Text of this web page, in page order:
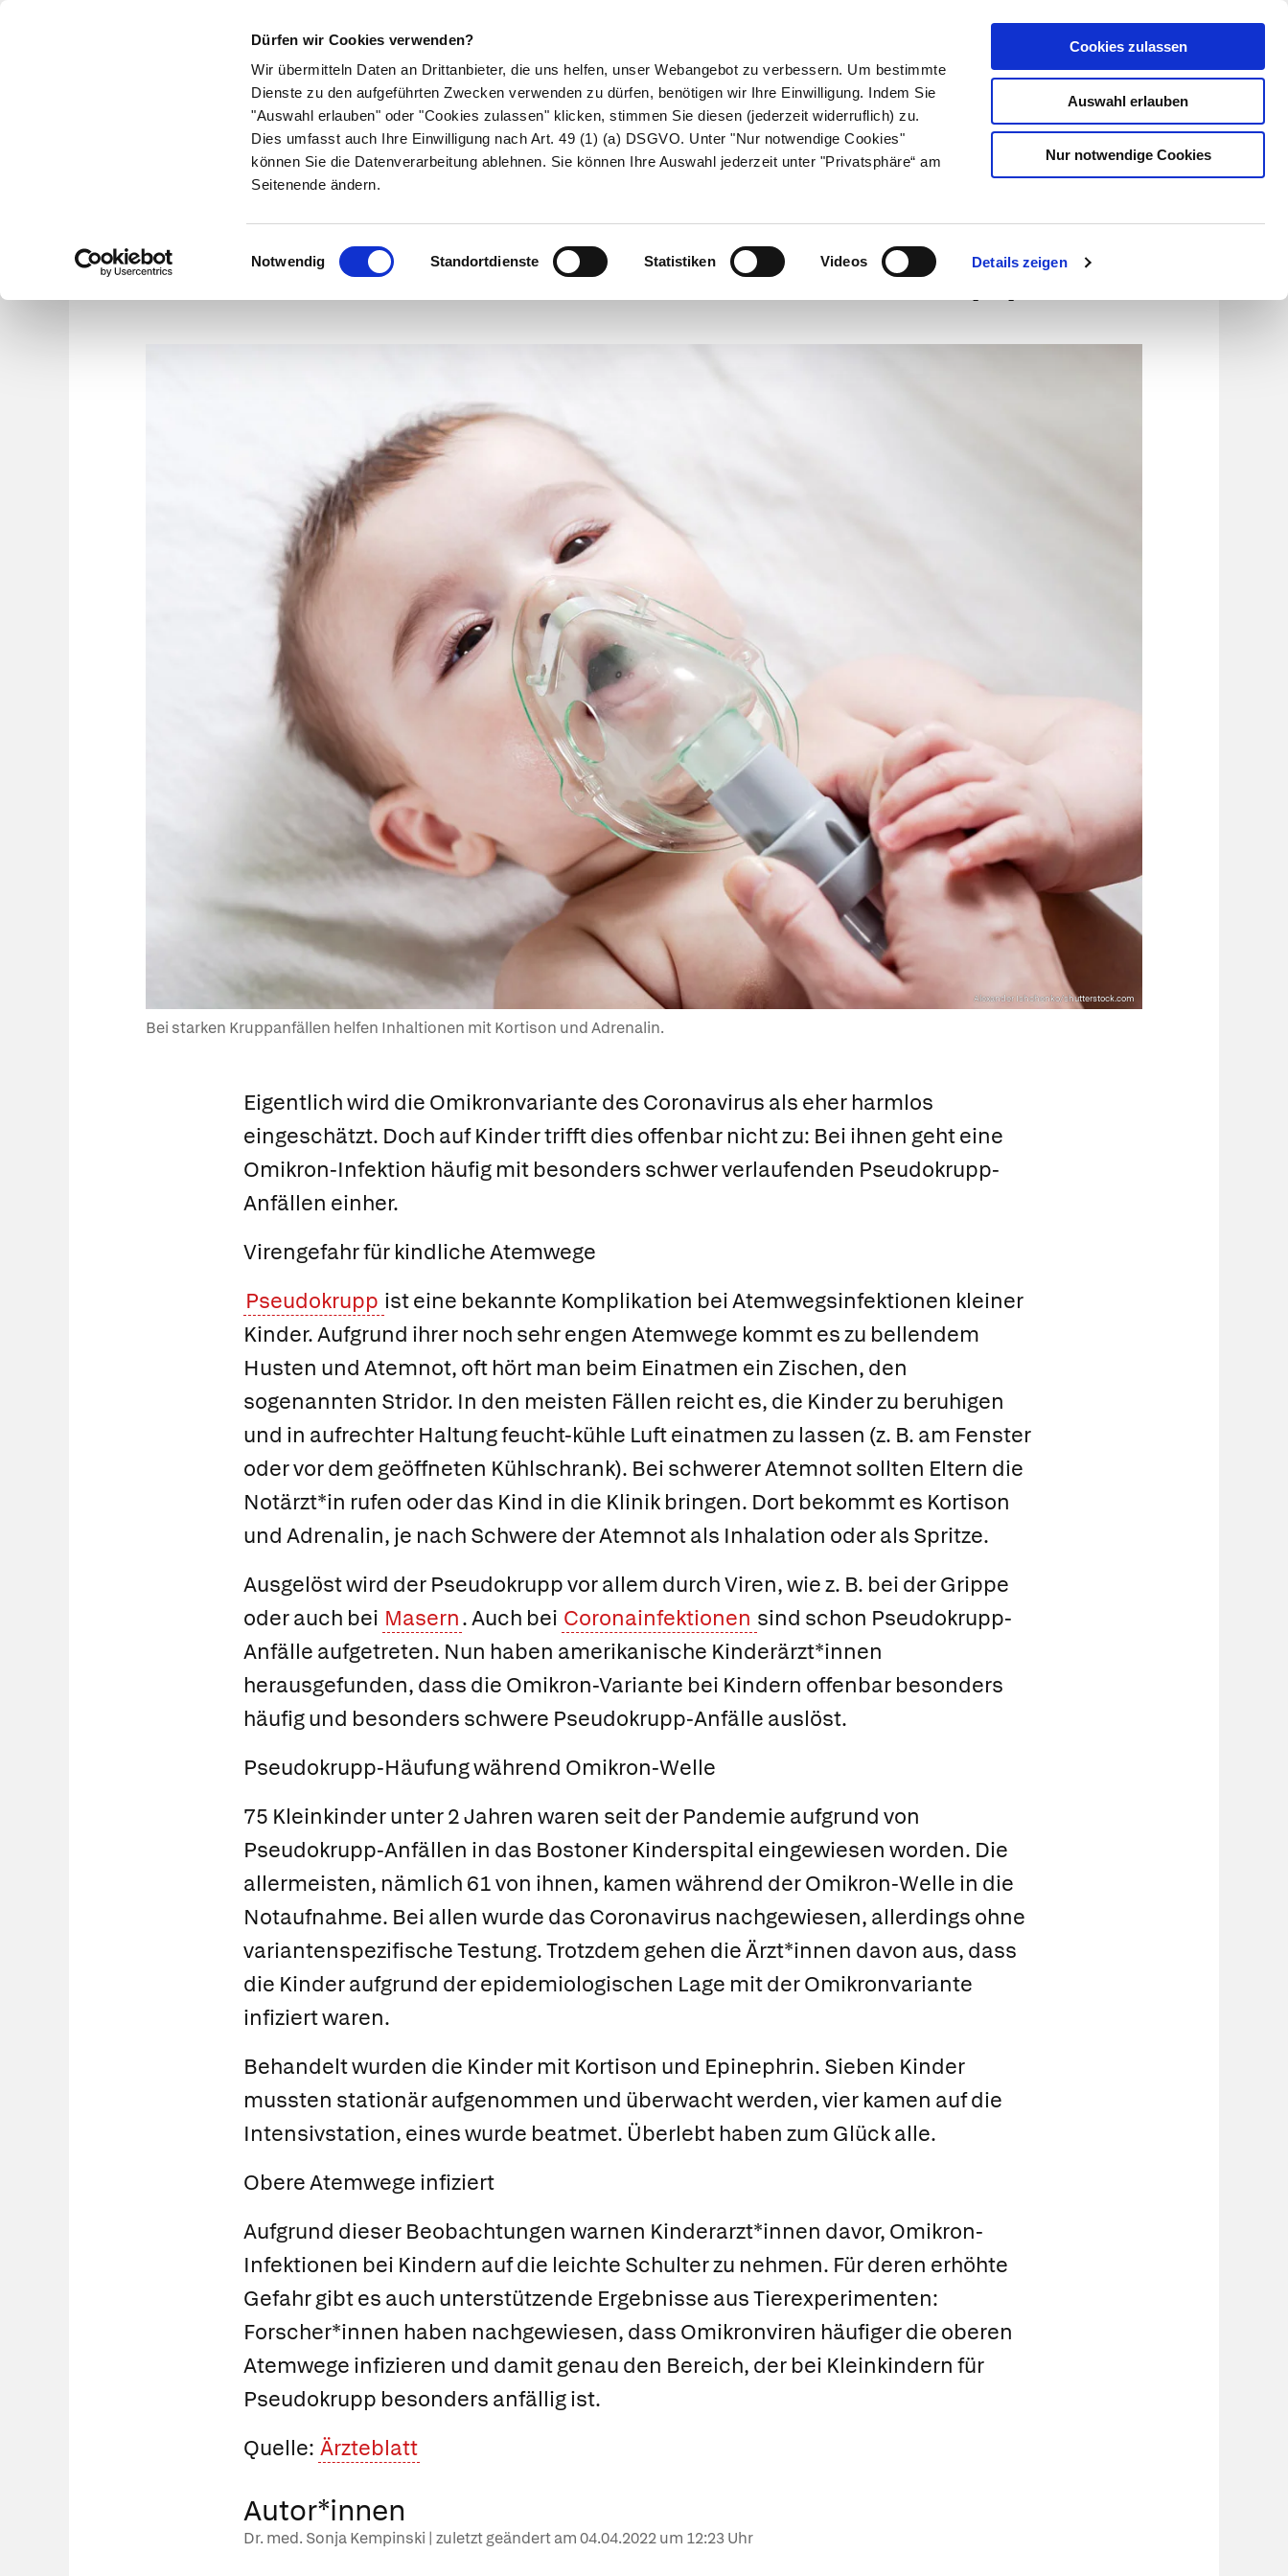
Dürfen wir Cookies verwenden?
Wir übermitteln Daten an Drittanbieter, die uns helfen, unser Webangebot zu verbessern. Um bestimmte
Dienste zu den aufgeführten Zwecken verwenden zu dürfen, benötigen wir Ihre Einwilligung. Indem Sie
"Auswahl erlauben" oder "Cookies zulassen" klicken, stimmen Sie diesen (jederzeit widerruflich) zu.
Dies umfasst auch Ihre Einwilligung nach Art. 49 (1) (a) DSGVO. Unter "Nur notwendige Cookies"
können Sie die Datenverarbeitung ablehnen. Sie können Ihre Auswahl jederzeit unter "Privatsphäre“ am
Seitenende ändern.
Einwilligungsauswahl
Notwendig Standortdienste Statistiken Videos Details zeigen
Cookies zulassen
Auswahl erlauben
Nur notwendige Cookies
Kundenlogin
Suche
Symptome Therapie Medikamente Naturheilkunde Eltern & Kind Gesund leben Über uns
Omikron macht Pseukokrupp
Alexander Ishchenko/shutterstock.com
Bei starken Kruppanfällen helfen Inhaltionen mit Kortison und Adrenalin.
Eigentlich wird die Omikronvariante des Coronavirus als eher harmlos
eingeschätzt. Doch auf Kinder trifft dies offenbar nicht zu: Bei ihnen geht eine
Omikron-Infektion häufig mit besonders schwer verlaufenden Pseudokrupp-
Anfällen einher.
Virengefahr für kindliche Atemwege
Pseudokrupp ist eine bekannte Komplikation bei Atemwegsinfektionen kleiner
Kinder. Aufgrund ihrer noch sehr engen Atemwege kommt es zu bellendem
Husten und Atemnot, oft hört man beim Einatmen ein Zischen, den
sogenannten Stridor. In den meisten Fällen reicht es, die Kinder zu beruhigen
und in aufrechter Haltung feucht-kühle Luft einatmen zu lassen (z. B. am Fenster
oder vor dem geöffneten Kühlschrank). Bei schwerer Atemnot sollten Eltern die
Notärzt*in rufen oder das Kind in die Klinik bringen. Dort bekommt es Kortison
und Adrenalin, je nach Schwere der Atemnot als Inhalation oder als Spritze.
Ausgelöst wird der Pseudokrupp vor allem durch Viren, wie z. B. bei der Grippe
oder auch bei Masern. Auch bei Coronainfektionen sind schon Pseudokrupp-
Anfälle aufgetreten. Nun haben amerikanische Kinderärzt*innen
herausgefunden, dass die Omikron-Variante bei Kindern offenbar besonders
häufig und besonders schwere Pseudokrupp-Anfälle auslöst.
Pseudokrupp-Häufung während Omikron-Welle
75 Kleinkinder unter 2 Jahren waren seit der Pandemie aufgrund von
Pseudokrupp-Anfällen in das Bostoner Kinderspital eingewiesen worden. Die
allermeisten, nämlich 61 von ihnen, kamen während der Omikron-Welle in die
Notaufnahme. Bei allen wurde das Coronavirus nachgewiesen, allerdings ohne
variantenspezifische Testung. Trotzdem gehen die Ärzt*innen davon aus, dass
die Kinder aufgrund der epidemiologischen Lage mit der Omikronvariante
infiziert waren.
Behandelt wurden die Kinder mit Kortison und Epinephrin. Sieben Kinder
mussten stationär aufgenommen und überwacht werden, vier kamen auf die
Intensivstation, eines wurde beatmet. Überlebt haben zum Glück alle.
Obere Atemwege infiziert
Aufgrund dieser Beobachtungen warnen Kinderarzt*innen davor, Omikron-
Infektionen bei Kindern auf die leichte Schulter zu nehmen. Für deren erhöhte
Gefahr gibt es auch unterstützende Ergebnisse aus Tierexperimenten:
Forscher*innen haben nachgewiesen, dass Omikronviren häufiger die oberen
Atemwege infizieren und damit genau den Bereich, der bei Kleinkindern für
Pseudokrupp besonders anfällig ist.
Quelle: Ärzteblatt
Autor*innen
Dr. med. Sonja Kempinski | zuletzt geändert am04.04.2022um 12:23 Uhr